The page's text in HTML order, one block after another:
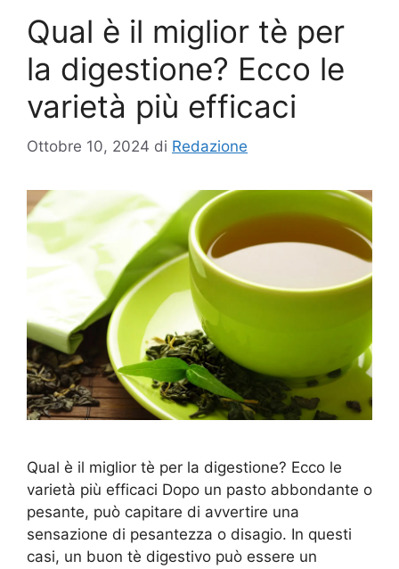
Qual è il miglior tè per
la digestione? Ecco le
varietà più efficaci
Ottobre 10, 2024 di Redazione
Qual è il miglior tè per la digestione? Ecco le
varietà più efficaci Dopo un pasto abbondante o
pesante, può capitare di avvertire una
sensazione di pesantezza o disagio. In questi
casi, un buon tè digestivo può essere un